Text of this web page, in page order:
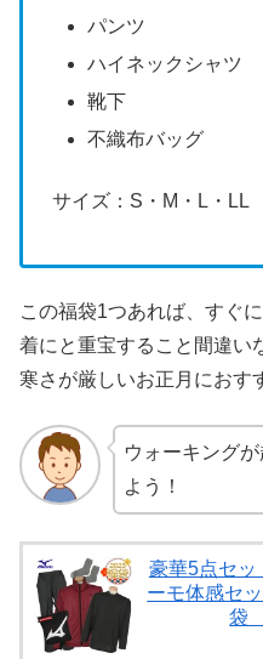
パンツ
ハイネックシャツ
靴下
不織布バッグ
サイズ：S・M・L・LL
この福袋1つあれば、すぐ
着にと重宝すること間違い
寒さが厳しいお正月におす
ウォーキング
よう！
豪華5点セッ
ーモ体感セ
袋